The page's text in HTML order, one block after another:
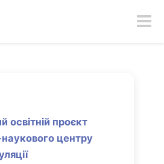
Toggle
освітній проєкт
центру